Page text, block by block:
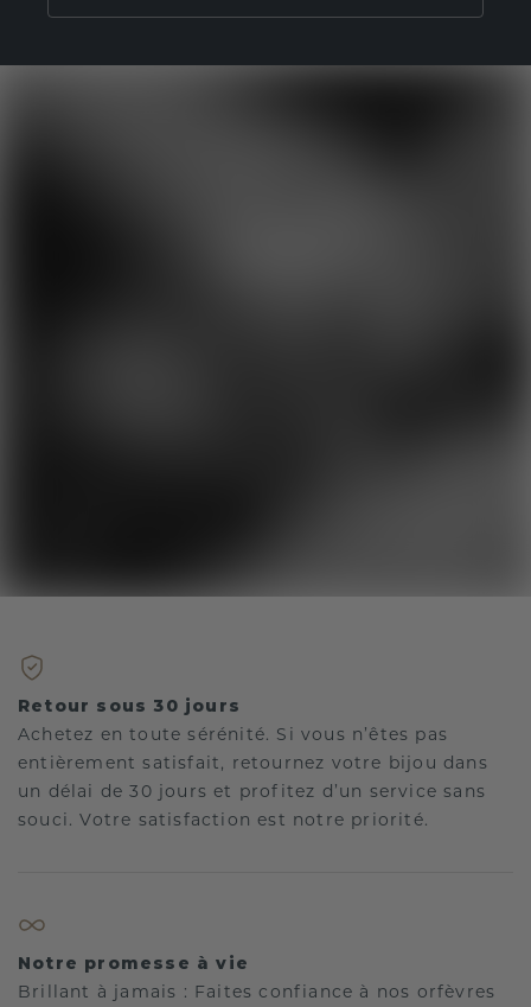
Retour sous 30 jours
Achetez en toute sérénité. Si vous n’êtes pas
entièrement satisfait, retournez votre bijou dans
un délai de 30 jours et profitez d’un service sans
souci. Votre satisfaction est notre priorité.
Notre promesse à vie
Brillant à jamais : Faites confiance à nos orfèvres